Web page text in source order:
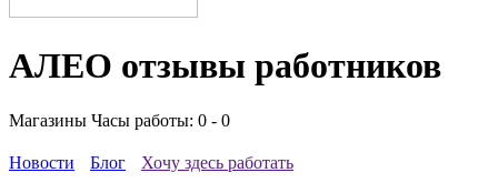
АЛЕО отзывы работников
Магазины Часы работы: 0 - 0
Новости Блог Хочу здесь работать